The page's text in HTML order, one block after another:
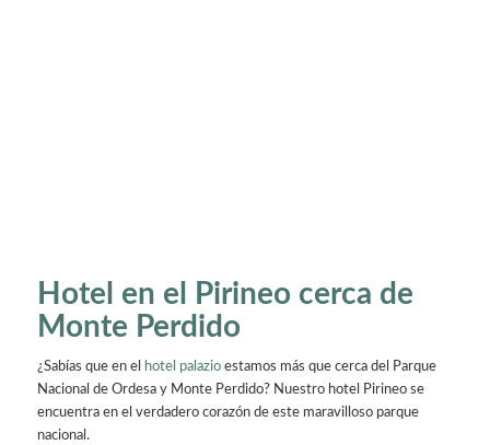
Hotel en el Pirineo cerca de
Monte Perdido
¿Sabías que en el hotel palazioestamos más que cerca del Parque
Nacional de Ordesa y Monte Perdido? Nuestro hotel Pirineo se
encuentra en el verdadero corazón de este maravilloso parque
nacional.